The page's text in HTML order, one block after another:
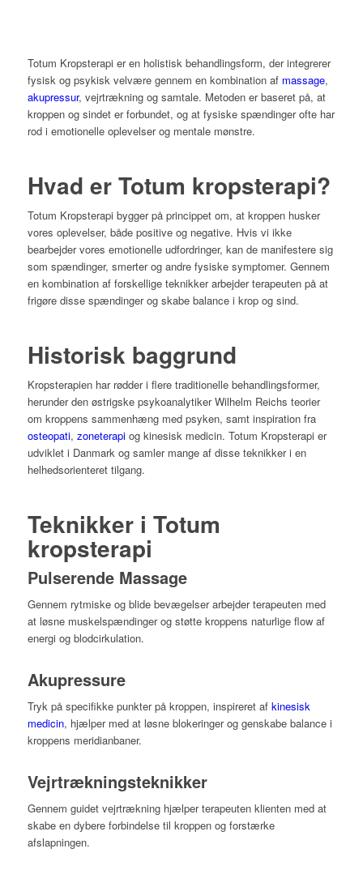
Totum Kropsterapi er en holistisk behandlingsform, der integrerer
fysisk og psykisk velvære gennem en kombination af massage,
akupressur, vejrtrækning og samtale. Metoden er baseret på, at
kroppen og sindet er forbundet, og at fysiske spændinger ofte har
rod i emotionelle oplevelser og mentale mønstre.
Hvad er Totum kropsterapi?
Totum Kropsterapi bygger på princippet om, at kroppen husker
vores oplevelser, både positive og negative. Hvis vi ikke
bearbejder vores emotionelle udfordringer, kan de manifestere sig
som spændinger, smerter og andre fysiske symptomer. Gennem
en kombination af forskellige teknikker arbejder terapeuten på at
frigøre disse spændinger og skabe balance i krop og sind.
Historisk baggrund
Kropsterapien har rødder i flere traditionelle behandlingsformer,
herunder den østrigske psykoanalytiker Wilhelm Reichs teorier
om kroppens sammenhæng med psyken, samt inspiration fra
osteopati, zoneterapiog kinesisk medicin. Totum Kropsterapi er
udviklet i Danmark og samler mange af disse teknikker i en
helhedsorienteret tilgang.
Teknikker i Totum
kropsterapi
Pulserende Massage
Gennem rytmiske og blide bevægelser arbejder terapeuten med
at løsne muskelspændinger og støtte kroppens naturlige flow af
energi og blodcirkulation.
Akupressure
Tryk på specifikke punkter på kroppen, inspireret af kinesisk
medicin, hjælper med at løsne blokeringer og genskabe balance i
kroppens meridianbaner.
Vejrtrækningsteknikker
Gennem guidet vejrtrækning hjælper terapeuten klienten med at
skabe en dybere forbindelse til kroppen og forstærke
afslapningen.